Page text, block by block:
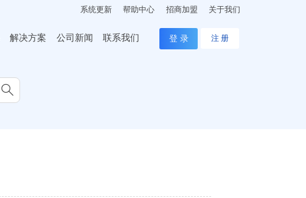
系统更新 帮助中心 招商加盟 关于我们
解决方案 公司新闻 联系我们 登 录 注 册
